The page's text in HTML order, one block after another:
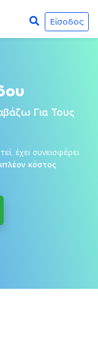
Είσοδος
Για Τους
έχει συνεισφέρει
κόστος